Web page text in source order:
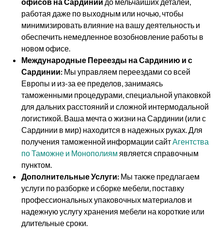
работая даже по выходным или ночью, чтобы
минимизировать влияние на вашу деятельность и
обеспечить немедленное возобновление работы в
новом офисе.
Международные Переезды на Сардинию и с
Сардинии: Мы управляем переездами со всей
Европы и из-за ее пределов, занимаясь
таможенными процедурами, специальной упаковкой
для дальних расстояний и сложной интермодальной
логистикой. Ваша мечта о жизни на Сардинии (или с
Сардинии в мир) находится в надежных руках. Для
получения таможенной информации сайтАгентства
по Таможне и Монополиям является справочным
пунктом.
Дополнительные Услуги: Мы также предлагаем
услуги по разборке и сборке мебели, поставку
профессиональных упаковочных материалов и
надежную услугу хранения мебели на короткие или
длительные сроки.